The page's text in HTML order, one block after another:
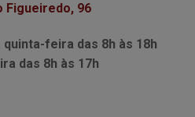
Figueiredo, 96
quinta-feira das 8h às 18h
das 8h às 17h